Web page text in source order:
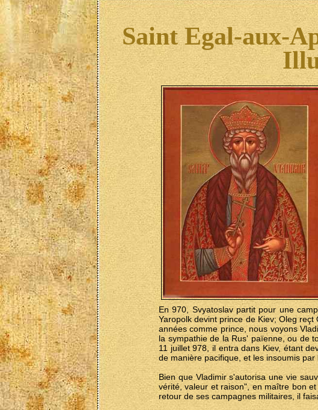
Saint Egal-aux-
En 970, Svyatoslav partit pour une
Yaropolk devint prince de Kiev; Oleg
années comme prince, nous voyons
la sympathie de la Rus' païenne, ou de
11 juillet 978, il entra dans Kiev, étant
de manière pacifique, et les insoumis par
Bien que Vladimir s'autorisa une vie
vérité, valeur et raison", en maître bon
retour de ses campagnes militaires, il